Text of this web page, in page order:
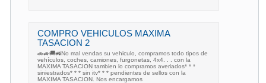
COMPRO VEHICULOS MAXIMA
TASACION 2
🚗🚙🚚🚜No mal vendas su vehiculo, compramos todo tipos de
vehículos, coches, camiones, furgonetas, 4x4. . . con la
MAXIMA TASACION tambien lo compramos averiados* * *
siniestrados* * * sin itv* * * pendientes de sellos con la
MAXIMA TASACION. Nos encargamos